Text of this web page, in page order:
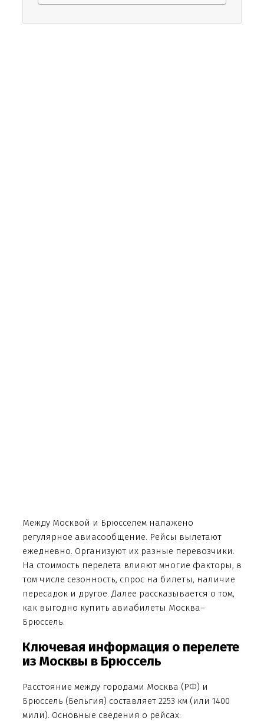
Между Москвой и Брюсселем налажено
регулярное авиасообщение. Рейсы вылетают
ежедневно. Организуют их разные перевозчики.
На стоимость перелета влияют многие факторы, в
том числе сезонность, спрос на билеты, наличие
пересадок и другое. Далее рассказывается о том,
как выгодно купить авиабилеты Москва–
Брюссель.
Ключевая информация о перелете
из Москвы в Брюссель
Расстояние между городами Москва (РФ) и
Брюссель (Бельгия) составляет 2253 км (или 1400
мили). Основные сведения о рейсах: